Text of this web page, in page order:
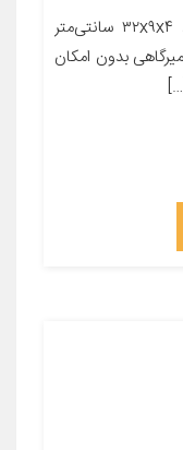
معرفی محصول جزئیات محصول ابعاد ۳۲x۹x۴ سانتی‌متر
بدون امکان